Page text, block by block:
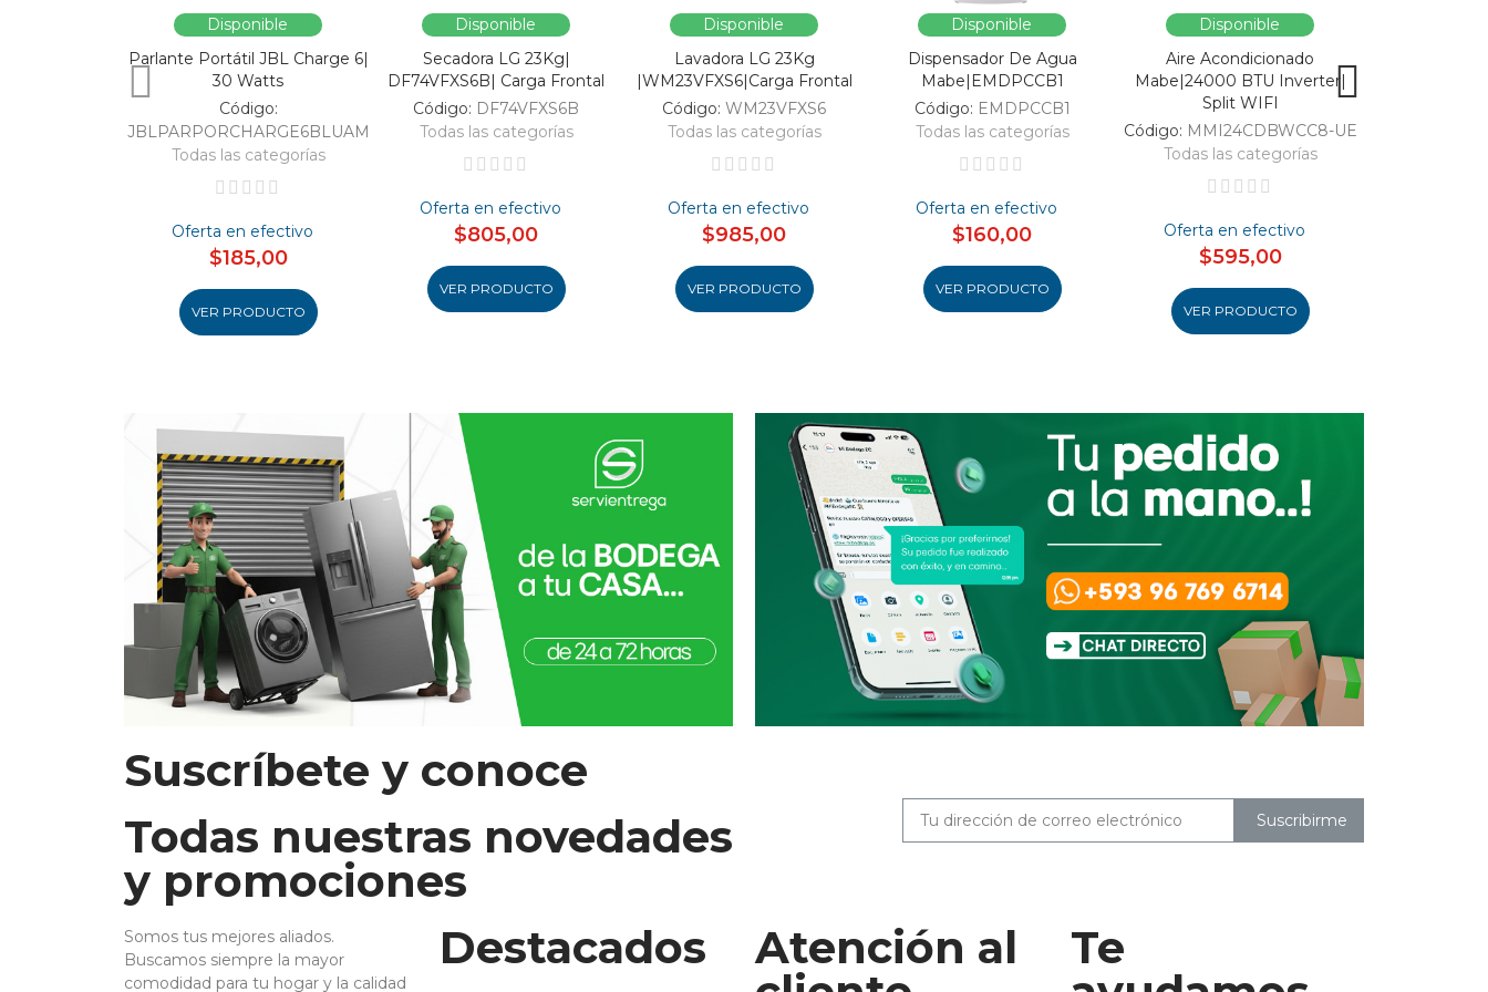
Disponible
Parlante Portátil JBL Charge 6|
30 Watts
Código:
JBLPARPORCHARGE6BLUAM
Todas las categorías
Oferta en efectivo
$185,00
VER PRODUCTO
Disponible
Secadora LG 23Kg|
DF74VFXS6B| Carga Frontal
Código: DF74VFXS6B
Todas las categorías
Oferta en efectivo
$805,00
VER PRODUCTO
Disponible
Lavadora LG 23Kg
|WM23VFXS6|Carga Frontal
Código: WM23VFXS6
Todas las categorías
Oferta en efectivo
$985,00
VER PRODUCTO
Disponible
Dispensador De Agua
Mabe|EMDPCCB1
Código: EMDPCCB1
Todas las categorías
Oferta en efectivo
$160,00
VER PRODUCTO
Disponible
Aire Acondicionado
Mabe|24000 BTU Inverter|
Split WIFI
Código: MMI24CDBWCC8-UE
Todas las categorías
Oferta en efectivo
$595,00
VER PRODUCTO
Suscríbete y conoce
Todas nuestras novedades
y promociones
Suscribirme
Somos tus mejores aliados.
Buscamos siempre la mayor
comodidad para tu hogar y la calidad
Destacados
Atención al
Te